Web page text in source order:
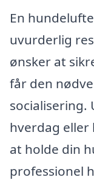
En
uvurderlig
ønsker at
får den
socialisering.
hverdag
at holde din
professionel